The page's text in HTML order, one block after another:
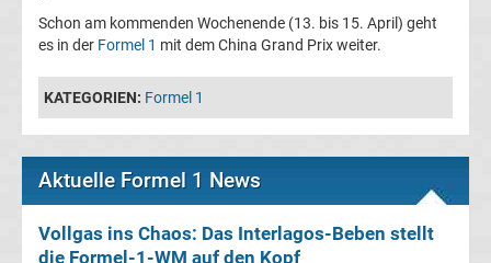
Boxen
News
DAZN
Schon am kommenden Wochenende (13. bis 15. April) geht
es in der Formel 1 mit dem China Grand Prix weiter.
KATEGORIEN: Formel 1
Aktuelle Formel 1 News
Vollgas ins Chaos: Das Interlagos-Beben stellt
die Formel-1-WM auf den Kopf